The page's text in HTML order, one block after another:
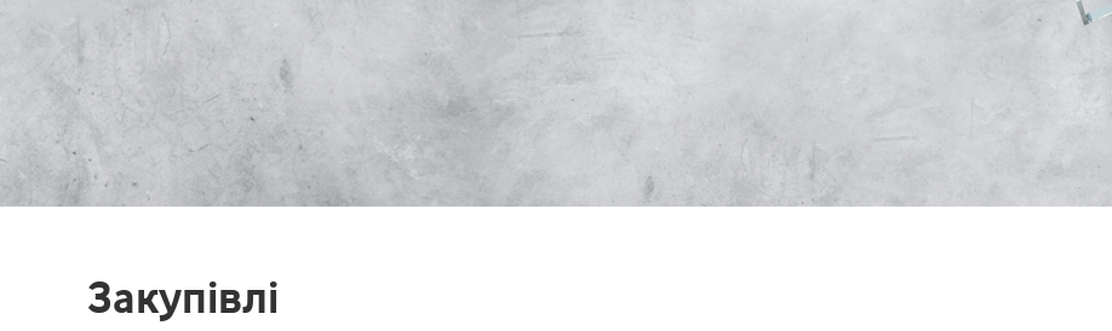
Закупівлі